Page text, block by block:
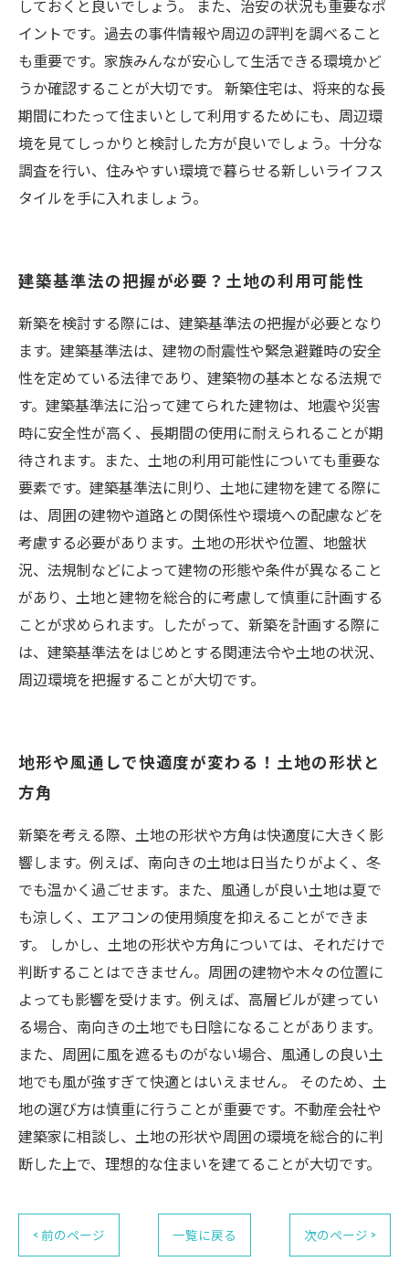
しておくと良いでしょう。 また、治安の状況も重要なポ
イントです。過去の事件情報や周辺の評判を調べること
も重要です。家族みんなが安心して生活できる環境かど
うか確認することが大切です。 新築住宅は、将来的な長
期間にわたって住まいとして利用するためにも、周辺環
境を見てしっかりと検討した方が良いでしょう。十分な
調査を行い、住みやすい環境で暮らせる新しいライフス
タイルを手に入れましょう。
建築基準法の把握が必要？土地の利用可能性
新築を検討する際には、建築基準法の把握が必要となり
ます。建築基準法は、建物の耐震性や緊急避難時の安全
性を定めている法律であり、建築物の基本となる法規で
す。建築基準法に沿って建てられた建物は、地震や災害
時に安全性が高く、長期間の使用に耐えられることが期
待されます。また、土地の利用可能性についても重要な
要素です。建築基準法に則り、土地に建物を建てる際に
は、周囲の建物や道路との関係性や環境への配慮などを
考慮する必要があります。土地の形状や位置、地盤状
況、法規制などによって建物の形態や条件が異なること
があり、土地と建物を総合的に考慮して慎重に計画する
ことが求められます。したがって、新築を計画する際に
は、建築基準法をはじめとする関連法令や土地の状況、
周辺環境を把握することが大切です。
地形や風通しで快適度が変わる！土地の形状と
方角
新築を考える際、土地の形状や方角は快適度に大きく影
響します。例えば、南向きの土地は日当たりがよく、冬
でも温かく過ごせます。また、風通しが良い土地は夏で
も涼しく、エアコンの使用頻度を抑えることができま
す。 しかし、土地の形状や方角については、それだけで
判断することはできません。周囲の建物や木々の位置に
よっても影響を受けます。例えば、高層ビルが建ってい
る場合、南向きの土地でも日陰になることがあります。
また、周囲に風を遮るものがない場合、風通しの良い土
地でも風が強すぎて快適とはいえません。 そのため、土
地の選び方は慎重に行うことが重要です。不動産会社や
建築家に相談し、土地の形状や周囲の環境を総合的に判
断した上で、理想的な住まいを建てることが大切です。
< 前のページ 一覧に戻る 次のページ >